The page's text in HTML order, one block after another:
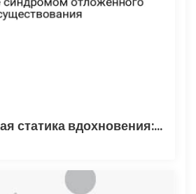
Геометрическая статика вдохновения: туннелирование карандаша как проявление синдромом отложенного существования